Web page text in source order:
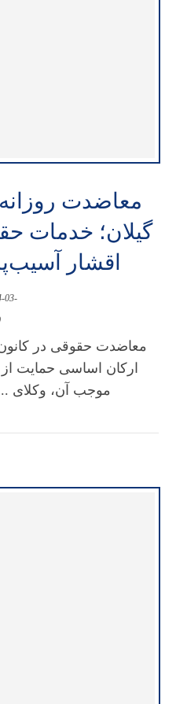
معاضدت
گیلان؛ خدمات
اقشار
03-
معاضدت حقوقی در
ارکان اساسی حمایت
موجب آن، وکلای